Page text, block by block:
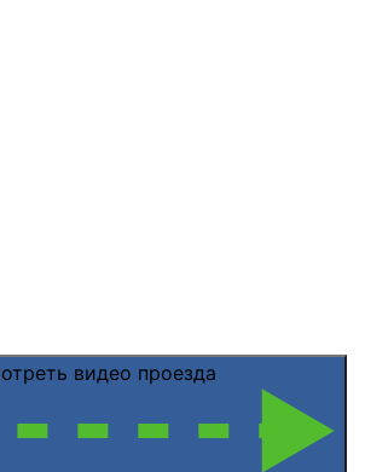
видео проезда